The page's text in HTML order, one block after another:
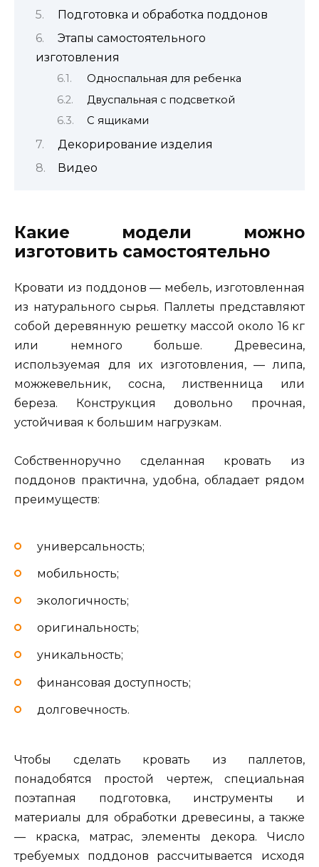
Подготовка и обработка поддонов
Этапы самостоятельного
изготовления
Односпальная для ребенка
Двуспальная с подсветкой
С ящиками
Декорирование изделия
Видео
Какие модели можно
изготовить самостоятельно
Кровати из поддонов — мебель, изготовленная
из натурального сырья. Паллеты представляют
собой деревянную решетку массой около 16 кг
или немного больше. Древесина,
используемая для их изготовления, — липа,
можжевельник, сосна, лиственница или
береза. Конструкция довольно прочная,
устойчивая к большим нагрузкам.
Собственноручно сделанная кровать из
поддонов практична, удобна, обладает рядом
преимуществ:
универсальность;
мобильность;
экологичность;
оригинальность;
уникальность;
финансовая доступность;
долговечность.
Чтобы сделать кровать из паллетов,
понадобятся простой чертеж, специальная
поэтапная подготовка, инструменты и
материалы для обработки древесины, а также
— краска, матрас, элементы декора. Число
требуемых поддонов рассчитывается исходя